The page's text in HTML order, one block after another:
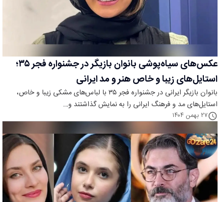
عکس‌های سیاه‌پوشی بانوان بازیگر در جشنواره فجر ۳۵؛
استایل‌های زیبا و خاص هنر و مد ایرانی
بانوان بازیگر ایرانی در جشنواره فجر ۳۵ با لباس‌های مشکی زیبا و خاص،
استایل‌های مد و فرهنگ ایرانی را به نمایش گذاشتند و…
۲۷ بهمن ۱۴۰۴